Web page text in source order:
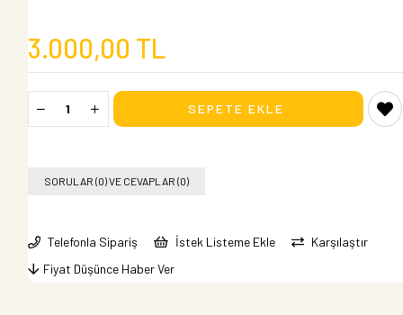
3.000,00 TL
SORULAR (0) VE CEVAPLAR (0)
Telefonla Sipariş İstek Listeme Ekle
Karşılaştır
Fiyat Düşünce Haber Ver